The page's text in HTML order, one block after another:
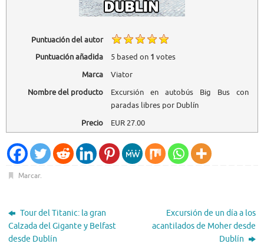
Puntuación del autor
Puntuación añadida
5based on 1 votes
Marca
Viator
Nombre del producto
Excursión en autobús Big Bus con
paradas libres por Dublín
Precio
EUR27.00
Marcar.
Tour del Titanic: la gran
Calzada del Gigante y Belfast
desde Dublín
Excursión de un día a los
acantilados de Moher desde
Dublín